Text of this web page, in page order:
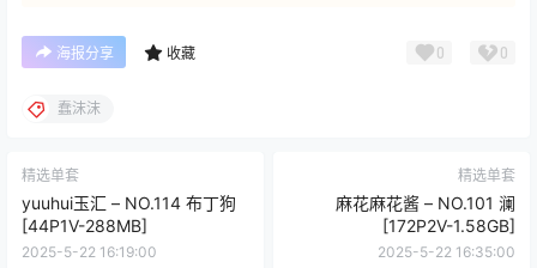
海报分享 收藏 0 0
蠢沫沫
精选单套
yuuhui玉汇 – NO.114 布丁狗
[44P1V-288MB]
2025-5-22 16:19:00
精选单套
麻花麻花酱 – NO.101 澜
[172P2V-1.58GB]
2025-5-22 16:35:00